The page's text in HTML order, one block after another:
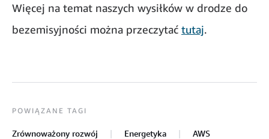
Więcej na temat naszych wysiłków w drodze do
bezemisyjności można przeczytać tutaj.
POWIĄZANE TAGI
Zrównoważony rozwój Energetyka AWS